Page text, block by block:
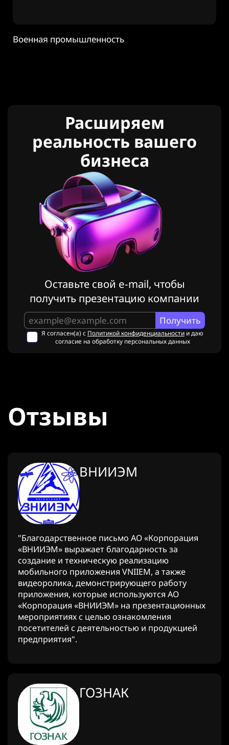
Военная промышленность
Расширяем
реальность вашего
бизнеса
Оставьте свой e-mail, чтобы
получить презентацию компании
Я согласен(а) с Политикой конфиденциальности и даю
согласие на обработку персональных данных
Отзывы
ВНИИЭМ
"Благодарственное письмо АО «Корпорация
«ВНИИЭМ» выражает благодарность за
создание и техническую реализацию
мобильного приложения VNIIEM, а также
видеоролика, демонстрирующего работу
приложения, которые используются АО
«Корпорация «ВНИИЭМ» на презентационных
мероприятиях с целью ознакомления
посетителей с деятельностью и продукцией
предприятия".
ГОЗНАК